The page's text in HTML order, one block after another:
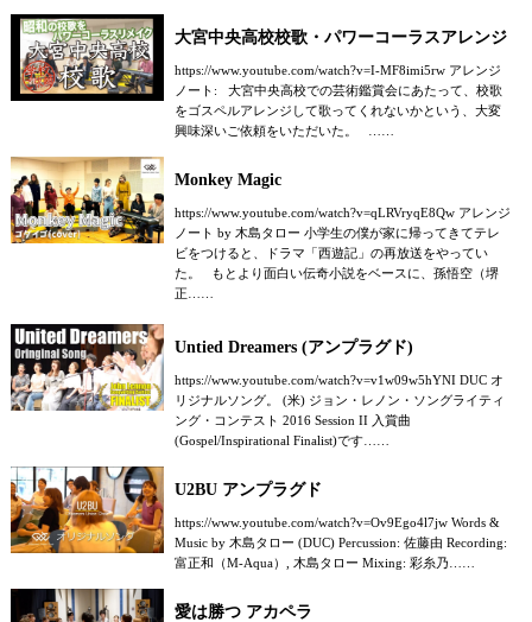
大宮中央高校校歌・パワーコーラスアレンジ
https://www.youtube.com/watch?v=I-MF8imi5rw アレンジ
ノート: 大宮中央高校での芸術鑑賞会にあたって、校歌
をゴスペルアレンジして歌ってくれないかという、大変
興味深いご依頼をいただいた。 ……
Monkey Magic
https://www.youtube.com/watch?v=qLRVryqE8Qw アレンジ
ノート by 木島タロー 小学生の僕が家に帰ってきてテレ
ビをつけると、ドラマ「西遊記」の再放送をやってい
た。 もとより面白い伝奇小説をベースに、孫悟空（堺
正……
Untied Dreamers (アンプラグド)
https://www.youtube.com/watch?v=v1w09w5hYNI DUC オ
リジナルソング。 (米) ジョン・レノン・ソングライティ
ング・コンテスト 2016 Session II 入賞曲
(Gospel/Inspirational Finalist)です……
U2BU アンプラグド
https://www.youtube.com/watch?v=Ov9Ego4l7jw Words &
Music by 木島タロー (DUC) Percussion: 佐藤由 Recording:
富正和（M-Aqua）, 木島タロー Mixing: 彩糸乃……
愛は勝つ アカペラ